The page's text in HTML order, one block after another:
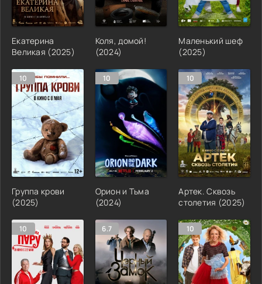
Екатерина
Великая (2025)
Коля, домой!
(2024)
Маленький шеф
(2025)
10
Группа крови
(2025)
10
Орион и Тьма
(2024)
10
Артек. Сквозь
столетия (2025)
10 6.7 10